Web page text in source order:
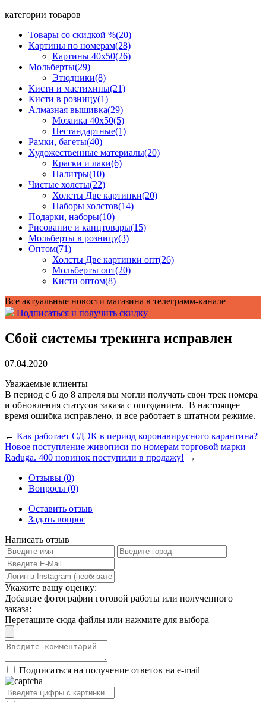
категории товаров
Товары со скидкой %(20)
Картины по номерам(28)
Картины 40x50(26)
Мольберты(29)
Этюдники(8)
Кисти и мастихины(21)
Кисти в розницу(1)
Алмазная вышивка(29)
Мозаика 40x50(5)
Нестандартные(1)
Рамки, багеты(40)
Художественные материалы(20)
Краски и лаки(6)
Палитры(10)
Чистые холсты(22)
Холсты Две картинки(20)
Наборы холстов(14)
Подарки, наборы(10)
Рисование и канцтовары(15)
Мольберты в розницу(3)
Оптом(71)
Холсты Две картинки опт(26)
Мольберты опт(20)
Кисти оптом(8)
Все актуальные новости магазина в телеграмм-канале
Подписаться и получить скидку
Сбой системы трекинга исправлен
07.04.2020
Уважаемые клиенты
В период с 6 до 8 апреля вы могли получать свои трек номера
и обновления статусов заказа с опозданием. В настоящее
время ошибка исправлено, и все работает в штатном режиме.
← Как работает СДЭК в период коронавирусного карантина?
Новое поступление живописи по номерам торговой марки
Raduga. 400 новинок поступили в продажу! →
Отзывы (0)
Вопросы (0)
Оставить отзыв
Задать вопрос
Написать отзыв
Укажите вашу оценку:
Добавьте фотографии готовой работы или полученного
заказа:
Перетащите сюда файлы или нажмите для выбора
Подписаться на получение ответов на e-mail